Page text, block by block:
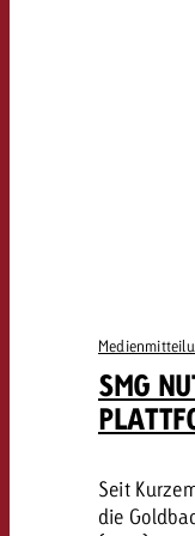
SMG
Seit
die